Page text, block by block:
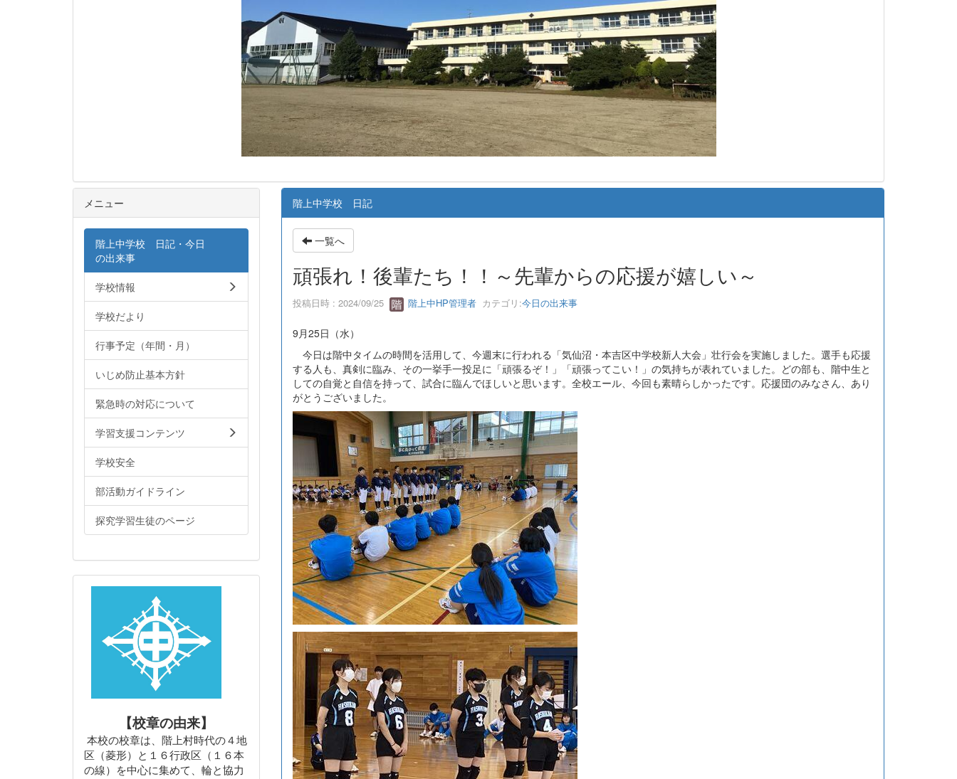
階上中学校 日記
一覧へ
頑張れ！後輩たち！！～先輩からの応援が嬉しい～
投稿日時 : 2024/09/25 階上中HP管理者カテゴリ:今日の出来事
9月25日（水）
今日は階中タイムの時間を活用して、今週末に行われる「気仙沼・本吉区中学校新人大会」壮行会を実施しました。選手も応援
する人も、真剣に臨み、その一挙手一投足に「頑張るぞ！」「頑張ってこい！」の気持ちが表れていました。どの部も、階中生と
しての自覚と自信を持って、試合に臨んでほしいと思います。全校エール、今回も素晴らしかったです。応援団のみなさん、あり
がとうございました。
メニュー
階上中学校 日記・今日
の出来事
学校情報
学校だより
行事予定（年間・月）
いじめ防止基本方針
緊急時の対応について
学習支援コンテンツ
学校安全
部活動ガイドライン
探究学習生徒のページ
【校章の由来】
本校の校章は、階上村時代の４地
区（菱形）と１６行政区（１６本
の線）を中心に集めて、輪と協力